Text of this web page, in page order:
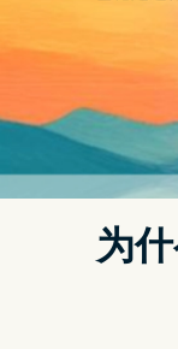
不会阻碍使用大型
线，稍为改善机内气
以流行 DDR5
36-76，相对同级台
40-76 并不逊色，
近，亦有获得各大
时获得 AMD 及